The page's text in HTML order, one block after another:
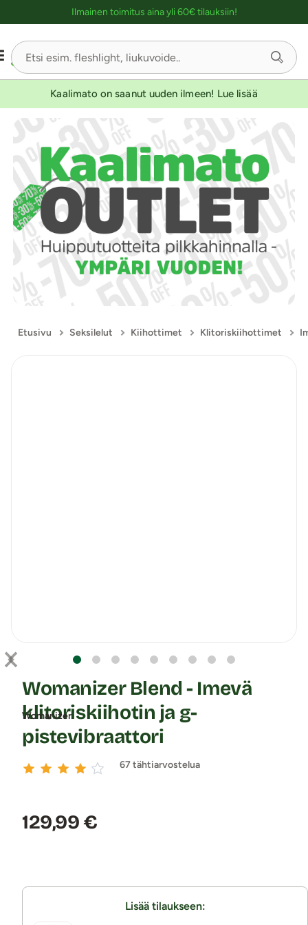
Ilmainen toimitus aina yli 60€ tilauksiin!
Kaalimato on saanut uuden ilmeen! Lue lisää
Etusivu Seksilelut Kiihottimet Klitoriskiihottimet
Womanizer
Womanizer Blend - Imevä
klitoriskiihotin ja g-
pistevibraattori
67 tähtiarvostelua
Hinta:
129,99 €
Lisää tilaukseen: